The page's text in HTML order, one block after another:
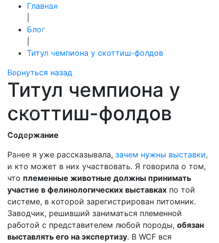
Главная
Блог
|
Титул чемпиона у скоттиш-фолдов
Вернуться назад
Титул чемпиона у
скоттиш-фолдов
Содержание
Ранее я уже рассказывала, зачем нужны выставки,
и кто может в них участвовать. Я говорила о том,
что племенные животные должны принимать
участие в фелинологических выставках по той
системе, в которой зарегистрирован питомник.
Заводчик, решивший заниматься племенной
работой с представителем любой породы, обязан
выставлять его на экспертизу. В WCF вся